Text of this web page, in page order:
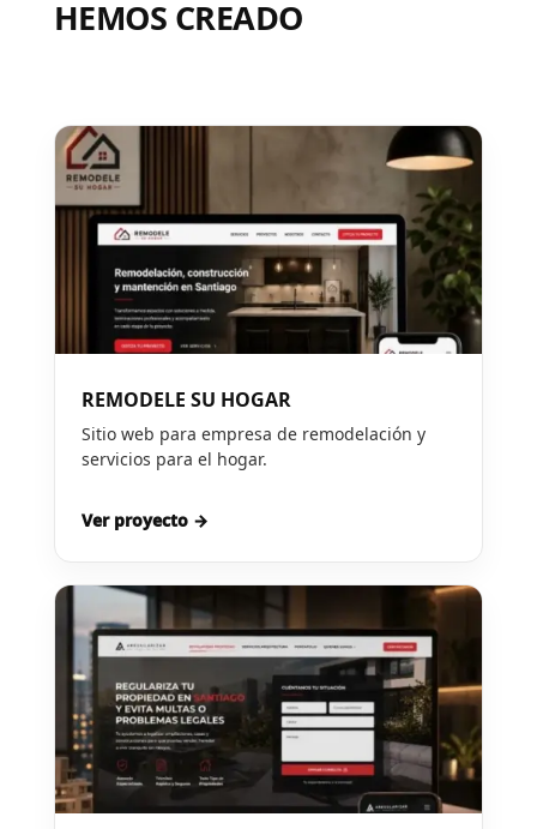
HEMOS CREADO
REMODELE SU HOGAR
Sitio web para empresa de remodelación y
servicios para el hogar.
Ver proyecto →